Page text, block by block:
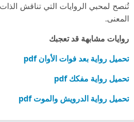
تُنصح لمحبي الروايات التي تناقش
المعنى.
روايات مشابهة قد تعجبك
تحميل رواية بعد فوات الأوان pdf
تحميل رواية مفكك pdf
تحميل رواية الدرويش والموت pdf